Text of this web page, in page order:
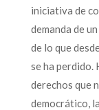
iniciativa de
demanda de
de lo que
se ha perdido.
derechos que
democrático,